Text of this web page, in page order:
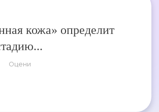
кожа» определит
Оцени